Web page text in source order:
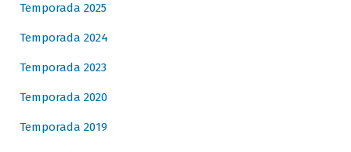
Temporada 2025
Temporada 2024
Temporada 2023
Temporada 2020
Temporada 2019